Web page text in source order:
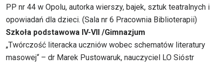
PP nr 44 w Opolu, autorka wierszy, bajek, sztuk teatralnych i
opowiadań dla dzieci. (Sala nr 6 Pracownia Biblioterapii)
Szkoła podstawowa IV-VII /Gimnazjum
„Twórczość literacka uczniów wobec schematów literatury
masowej“ – dr Marek Pustowaruk, nauczyciel LO Sióstr